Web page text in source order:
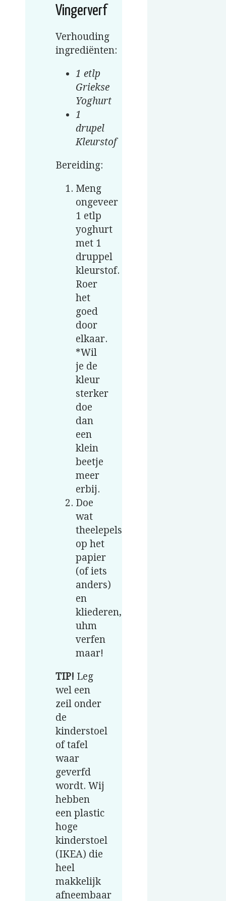
Vingerverf
Verhouding
ingrediënten:
1 etlp
Griekse
Yoghurt
1
drupel
Kleurstof
Bereiding:
Meng
ongeveer
1 etlp
yoghurt
met 1
druppel
kleurstof.
Roer
het
goed
door
elkaar.
*Wil
je de
kleur
sterker
doe
dan
een
klein
beetje
meer
erbij.
Doe
wat
theelepels
op het
papier
(of iets
anders)
en
kliederen,
uhm
verfen
maar!
TIP! Leg
wel een
zeil onder
de
kinderstoel
of tafel
waar
geverfd
wordt. Wij
hebben
een plastic
hoge
kinderstoel
(IKEA) die
heel
makkelijk
afneembaar